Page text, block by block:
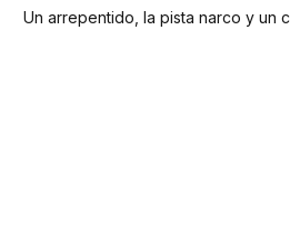
Un arrepentido, la pista narco y un